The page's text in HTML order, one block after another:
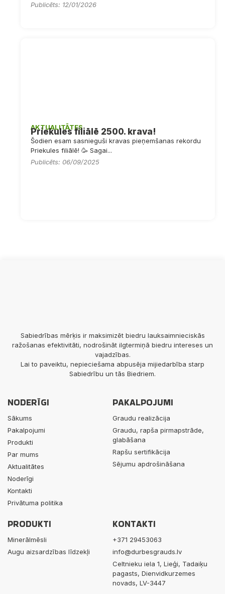
Publicēts: 12/01/2026
AKTUALITĀTES
Priekules filiālē 2500. krava!
Šodien esam sasnieguši kravas pieņemšanas rekordu
Priekules filiālē! 🥳 Sagai...
Publicēts: 06/09/2025
Sabiedrības mērķis ir maksimizēt biedru lauksaimnieciskās
ražošanas efektivitāti, nodrošināt ilgtermiņā biedru intereses un
vajadzības.
Lai to paveiktu, nepieciešama abpusēja mijiedarbība starp
Sabiedrību un tās Biedriem.
NODERĪGI
Sākums
Pakalpojumi
Produkti
Par mums
Aktualitātes
Noderīgi
Kontakti
Privātuma politika
PAKALPOJUMI
Graudu realizācija
Graudu, rapša pirmapstrāde,
glabāšana
Rapšu sertifikācija
Sējumu apdrošināšana
PRODUKTI
Minerālmēsli
Augu aizsardzības līdzekļi
KONTAKTI
+371 29453063
info@durbesgrauds.lv
Celtnieku iela 1, Lieģi, Tadaiķu
pagasts, Dienvidkurzemes
novads, LV-3447